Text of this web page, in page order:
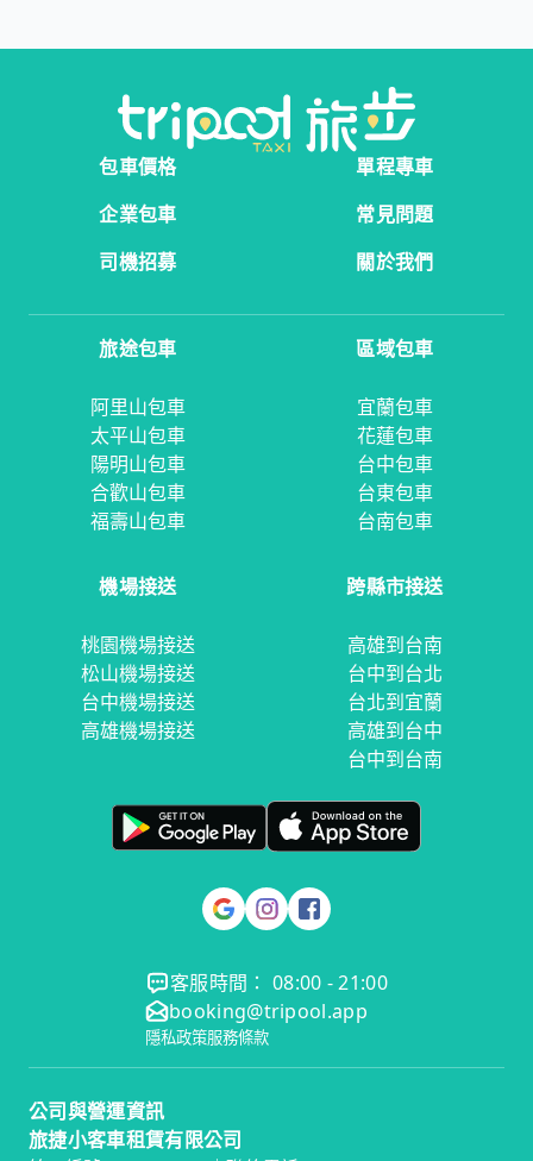
包車價格
單程專車
企業包車
常見問題
司機招募
關於我們
旅途包車
阿里山包車
太平山包車
陽明山包車
合歡山包車
福壽山包車
區域包車
宜蘭包車
花蓮包車
台中包車
台東包車
台南包車
機場接送
桃園機場接送
松山機場接送
台中機場接送
高雄機場接送
跨縣市接送
高雄到台南
台中到台北
台北到宜蘭
高雄到台中
台中到台南
客服時間： 08:00 - 21:00
booking@tripool.app
隱私政策服務條款
公司與營運資訊
旅捷小客車租賃有限公司